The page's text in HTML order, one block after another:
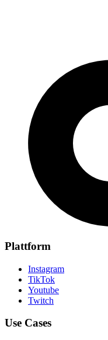
Plattform
Instagram
TikTok
Youtube
Twitch
Use Cases